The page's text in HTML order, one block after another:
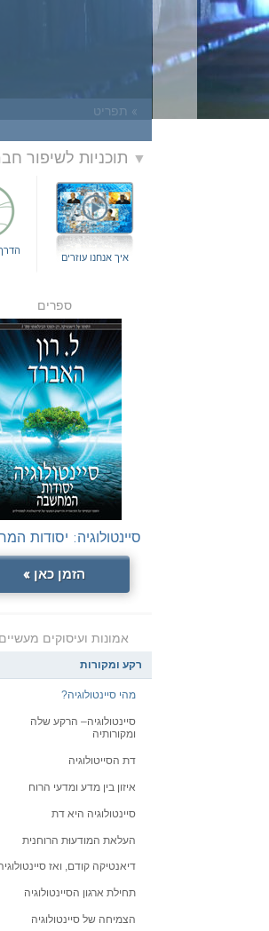
» תפריט
▼ תוכניות לשיפור
איך אנחנו עוזרים
ספרים
סיינטולוגיה: יסודות
הזמן כאן »
אמונות ועיסוקים מעשיים
רקע ומקורות
מהי סיינטולוגיה?
סיינטולוגיה– הרקע שלה
ומקורותיה
דת הסייטולוגיה
איזון בין מדע ומדעי הרוח
סיינטולוגיה היא דת
העלאת המודעוּת הרוחנית
דיאנטיקה קודם, ואז
תחילת ארגון הסיינטולוגיה
הצמיחה של סיינטולוגיה